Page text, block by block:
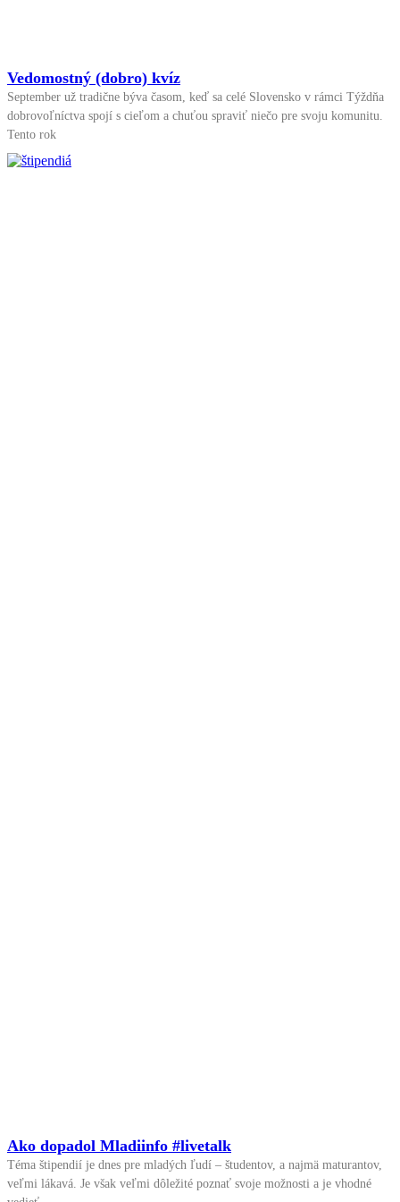
Vedomostný (dobro) kvíz
September už tradične býva časom, keď sa celé Slovensko v rámci Týždňa
dobrovoľníctva spojí s cieľom a chuťou spraviť niečo pre svoju komunitu.
Tento rok
Ako dopadol Mladiinfo #livetalk
Téma štipendií je dnes pre mladých ľudí – študentov, a najmä maturantov,
veľmi lákavá. Je však veľmi dôležité poznať svoje možnosti a je vhodné